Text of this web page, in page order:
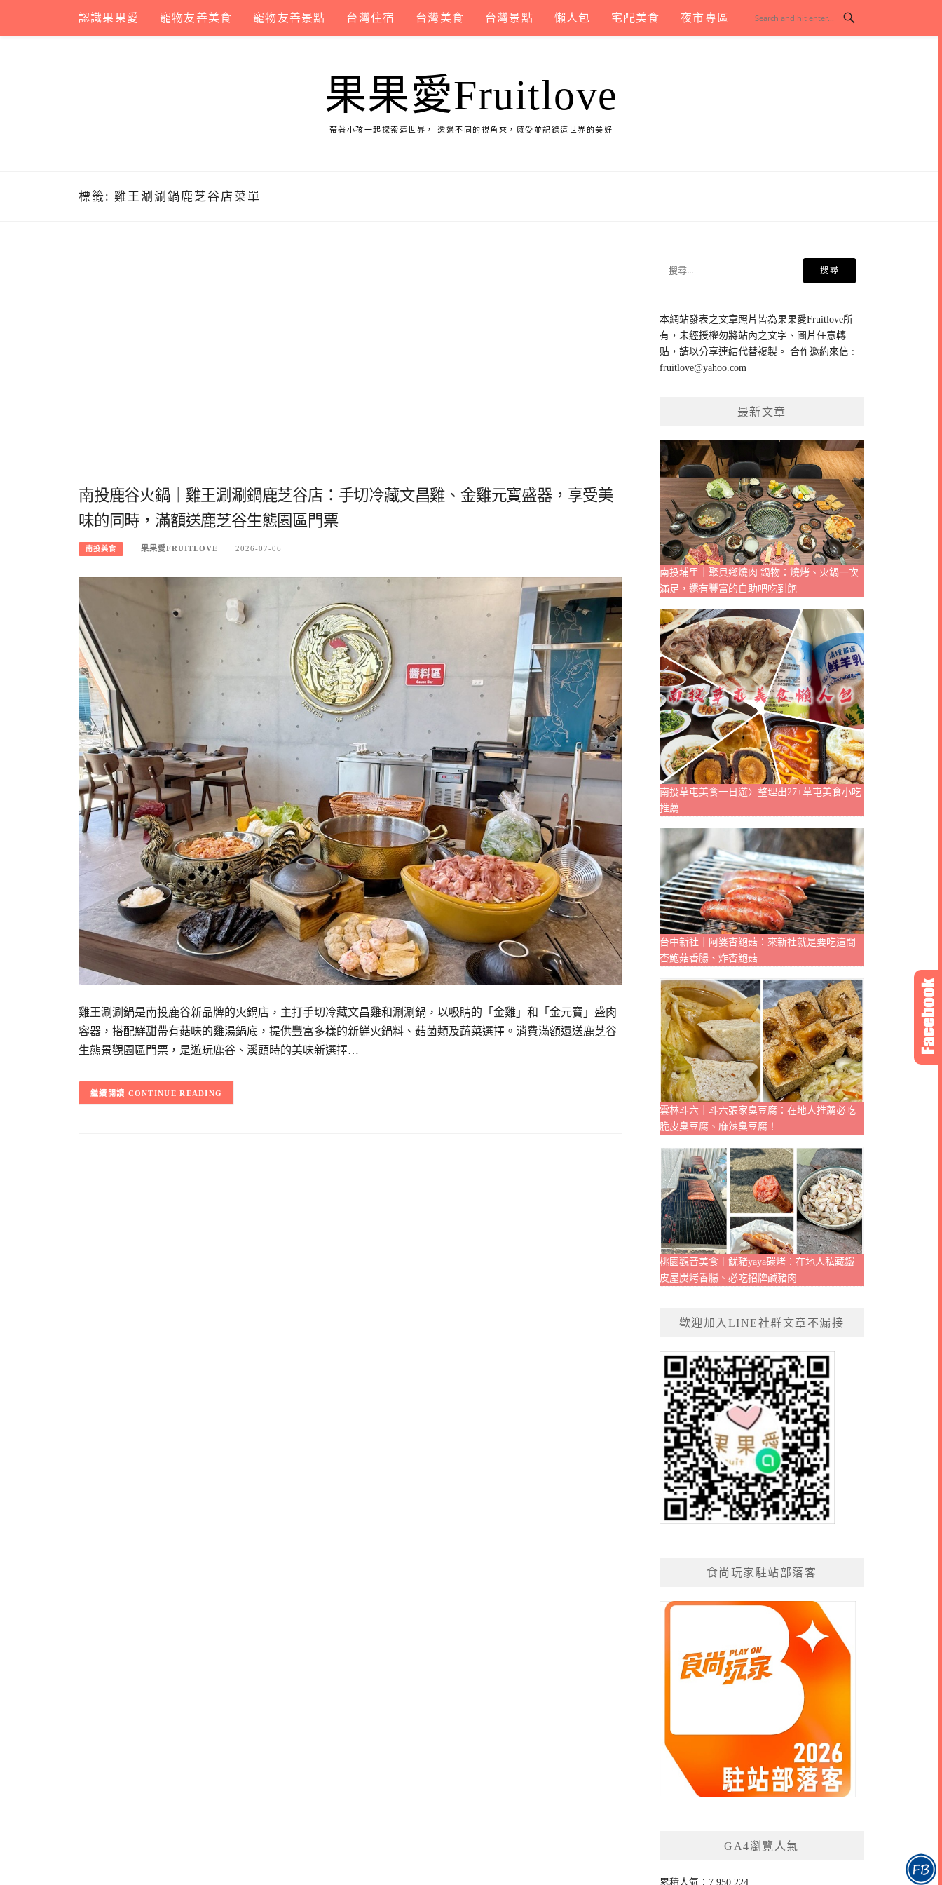
content
認識果果愛 寵物友善美食 寵物友善景點 台灣住宿 台灣美食 台灣景點 懶人包 宅配美食 夜市專區
果果愛Fruitlove
帶著小孩一起探索這世界， 透過不同的視角來，感受並記錄這世界的美好
標籤: 雞王涮涮鍋鹿芝谷店菜單
南投鹿谷火鍋｜雞王涮涮鍋鹿芝谷店：手切冷藏文昌雞、金雞元寶盛器，享受美
味的同時，滿額送鹿芝谷生態園區門票
南投美食 果果愛FRUITLOVE 2026-07-06
雞王涮涮鍋是南投鹿谷新品牌的火鍋店，主打手切冷藏文昌雞和涮涮鍋，以吸睛的「金雞」和「金元寶」盛肉
容器，搭配鮮甜帶有菇味的雞湯鍋底，提供豐富多樣的新鮮火鍋料、菇菌類及蔬菜選擇。消費滿額還送鹿芝谷
生態景觀園區門票，是遊玩鹿谷、溪頭時的美味新選擇…
CONTINUE READING
鍵
字:
本網站發表之文章照片皆為果果愛Fruitlove所
有，未經授權勿將站內之文字、圖片任意轉
貼，請以分享連結代替複製。 合作邀約來信 :
fruitlove@yahoo.com
最新文章
南投埔里｜聚貝鄉燒肉 鍋物：燒烤、火鍋一次
滿足，還有豐富的自助吧吃到飽
南投草屯美食一日遊〉整理出27+草屯美食小吃
推薦
台中新社｜阿婆杏鮑菇：來新社就是要吃這間
杏鮑菇香腸、炸杏鮑菇
雲林斗六｜斗六張家臭豆腐：在地人推薦必吃
脆皮臭豆腐、麻辣臭豆腐！
桃園觀音美食｜魷豬yaya碳烤：在地人私藏鐵
皮屋炭烤香腸、必吃招牌鹹豬肉
歡迎加入LINE社群文章不漏接
食尚玩家駐站部落客
GA4瀏覽人氣
累積人氣：7,950,224